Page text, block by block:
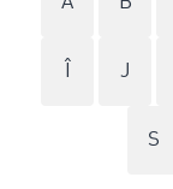
J
S